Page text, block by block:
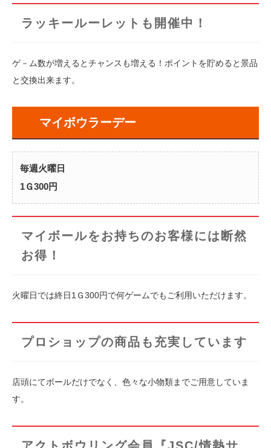
ラッキールーレットも開催中！
ゲ－ム数が増えるとチャンスも増える！ポイントを貯めると景品
と交換出来ます。
マイボウラーデー
毎週火曜日
1Ｇ300円
マイボールをお持ちのお客様には断然
お得！
火曜日では終日1Ｇ300円で何ゲームでもご利用いただけます。
プロショップの商品も充実しています
店頭にてボールだけでなく、色々な小物類までご用意していま
す。